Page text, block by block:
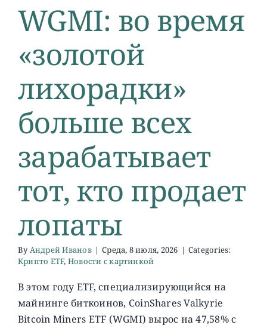
WGMI: во время
«золотой
лихорадки»
больше всех
зарабатывает
тот, кто продает
лопаты
ByАндрей Иванов | Среда, 8 июля, 2026 | Categories:
Крипто ETF, Новости с картинкой
В этом году ETF, специализирующийся на
майнинге биткоинов, CoinShares Valkyrie
Bitcoin Miners ETF (WGMI) вырос на 47,58% с